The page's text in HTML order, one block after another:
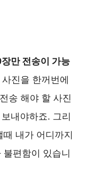
만 전송이 가능
진을 한꺼번에
송 해야 할 사진
내야하죠. 그리
내가 어디까지
불편함이 있습니